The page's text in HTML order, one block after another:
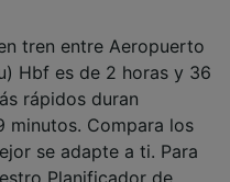
tren entre Aeropuerto
Hbf es de 2 horas y 36
rápidos duran
minutos. Compara los
se adapte a ti. Para